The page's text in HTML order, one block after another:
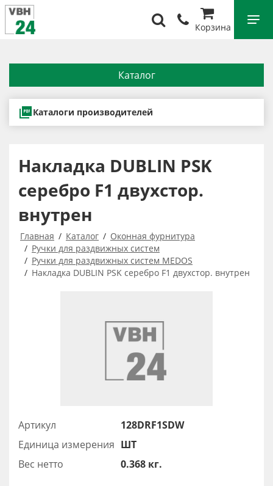
Корзина
Каталог
Каталоги производителей
Накладка DUBLIN PSK
серебро F1 двухстор.
внутрен
Главная Каталог
Оконная фурнитура
Ручки для раздвижных систем
Ручки для раздвижных систем MEDOS
Накладка DUBLIN PSK серебро F1 двухстор. внутрен
Артикул
128DRF1SDW
Единица измерения ШТ
Вес нетто
0.368 кг.